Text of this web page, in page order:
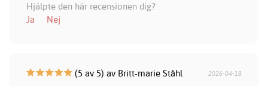
Hjälpte den här recensionen dig?
Ja
Nej
(5 av 5) av Britt-marie Ståhl 2026-04-18